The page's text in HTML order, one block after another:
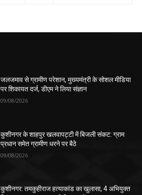
जलजमाव से ग्रामीण परेशान, मुख्यमंत्री के सोशल मीडिया
पर शिकायत दर्ज, डीएम ने लिया संज्ञान
09/08/2026
कुशीनगर के शाहपुर खलवापट्टी में बिजली संकट: ग्राम
प्रधान समेत ग्रामीण धरने पर बैठे
09/08/2026
कुशीनगर: तमकुहीराज हत्याकांड का खुलासा, 4 अभियुक्त